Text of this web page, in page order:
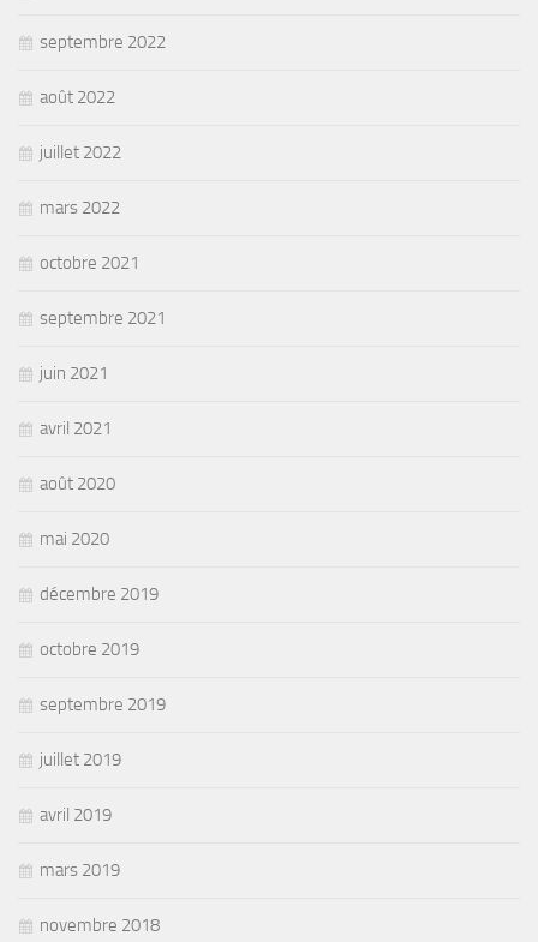
septembre 2022
août 2022
juillet 2022
mars 2022
octobre 2021
septembre 2021
juin 2021
avril 2021
août 2020
mai 2020
décembre 2019
octobre 2019
septembre 2019
juillet 2019
avril 2019
mars 2019
novembre 2018